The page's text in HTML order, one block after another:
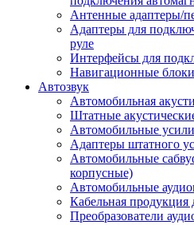
Антенные адаптеры/
Адаптеры для
руле
Интерфейсы для
Навигационные
Автозвук
Автомобильная
Штатные
Автомобильные
Адаптеры штатного
Автомобильные
корпусные)
Автомобильные
Кабельная продукция
Преобразователи